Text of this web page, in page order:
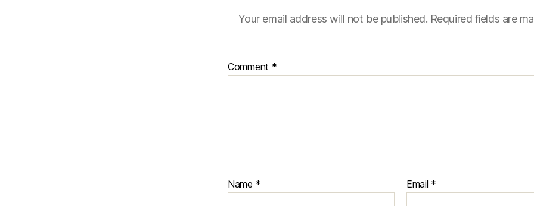
Your email address will not be published. Required fields are
Comment *
Name * Email *